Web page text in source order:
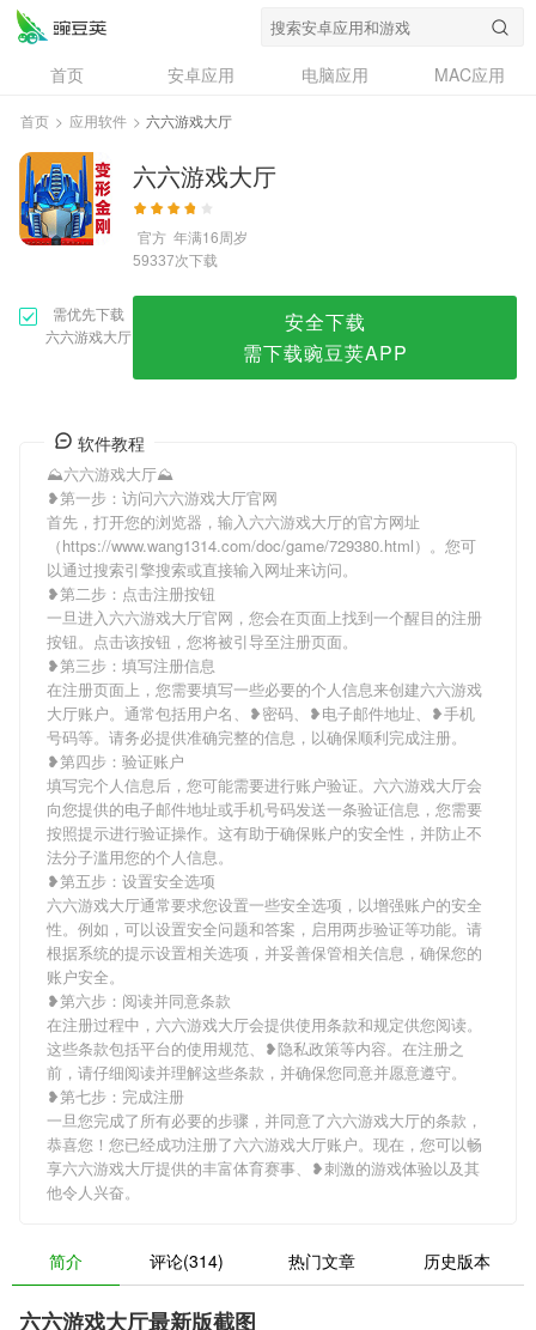
首页 安卓应用 电脑应用
MAC应用
资讯
专题
问答
首页 > 应用软件 > 六六游戏大厅
六六游戏大厅
官方 年满16周岁
59337次下载
需优先下载
六六游戏大厅
安全下载
需下载豌豆荚APP
软件教程
⛰六六游戏大厅⛰
❥第一步：访问六六游戏大厅官网
首先，打开您的浏览器，输入六六游戏大厅的官方网址
（https://www.wang1314.com/doc/game/729380.html）。您可
以通过搜索引擎搜索或直接输入网址来访问。
❥第二步：点击注册按钮
一旦进入六六游戏大厅官网，您会在页面上找到一个醒目的注册
按钮。点击该按钮，您将被引导至注册页面。
❥第三步：填写注册信息
在注册页面上，您需要填写一些必要的个人信息来创建六六游戏
大厅账户。通常包括用户名、❥密码、❥电子邮件地址、❥手机
号码等。请务必提供准确完整的信息，以确保顺利完成注册。
❥第四步：验证账户
填写完个人信息后，您可能需要进行账户验证。六六游戏大厅会
向您提供的电子邮件地址或手机号码发送一条验证信息，您需要
按照提示进行验证操作。这有助于确保账户的安全性，并防止不
法分子滥用您的个人信息。
❥第五步：设置安全选项
六六游戏大厅通常要求您设置一些安全选项，以增强账户的安全
性。例如，可以设置安全问题和答案，启用两步验证等功能。请
根据系统的提示设置相关选项，并妥善保管相关信息，确保您的
账户安全。
❥第六步：阅读并同意条款
在注册过程中，六六游戏大厅会提供使用条款和规定供您阅读。
这些条款包括平台的使用规范、❥隐私政策等内容。在注册之
前，请仔细阅读并理解这些条款，并确保您同意并愿意遵守。
❥第七步：完成注册
一旦您完成了所有必要的步骤，并同意了六六游戏大厅的条款，
恭喜您！您已经成功注册了六六游戏大厅账户。现在，您可以畅
享六六游戏大厅提供的丰富体育赛事、❥刺激的游戏体验以及其
他令人兴奋。
简介 评论(314) 热门文章 历史版本
六六游戏大厅最新版截图